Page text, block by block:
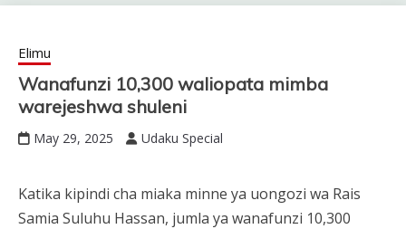
Elimu
Wanafunzi 10,300 waliopata mimba
warejeshwa shuleni
May 29, 2025 Udaku Special
Katika kipindi cha miaka minne ya uongozi wa Rais
Samia Suluhu Hassan, jumla ya wanafunzi 10,300